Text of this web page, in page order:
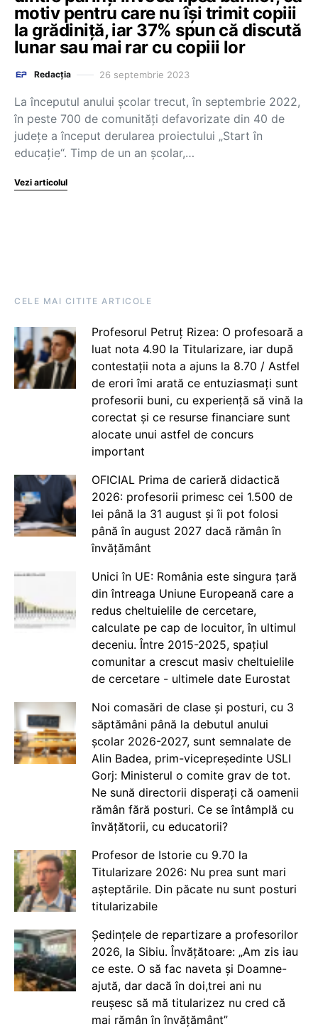
motiv pentru care nu își trimit copiii
la grădiniță, iar 37% spun că discută
lunar sau mai rar cu copiii lor
Redacția 26 septembrie 2023
La începutul anului școlar trecut, în septembrie 2022,
în peste 700 de comunități defavorizate din 40 de
județe a început derularea proiectului „Start în
educație“. Timp de un an școlar,…
Vezi articolul
CELE MAI CITITE ARTICOLE
Profesorul Petruț Rizea: O profesoară a
luat nota 4.90 la Titularizare, iar după
contestații nota a ajuns la 8.70 / Astfel
de erori îmi arată ce entuziasmați sunt
profesorii buni, cu experiență să vină la
corectat și ce resurse financiare sunt
alocate unui astfel de concurs
important
OFICIAL Prima de carieră didactică
2026: profesorii primesc cei 1.500 de
lei până la 31 august și îi pot folosi
până în august 2027 dacă rămân în
învățământ
Unici în UE: România este singura țară
din întreaga Uniune Europeană care a
redus cheltuielile de cercetare,
calculate pe cap de locuitor, în ultimul
deceniu. Între 2015-2025, spațiul
comunitar a crescut masiv cheltuielile
de cercetare - ultimele date Eurostat
Noi comasări de clase și posturi, cu 3
săptămâni până la debutul anului
școlar 2026-2027, sunt semnalate de
Alin Badea, prim-vicepreședinte USLI
Gorj: Ministerul o comite grav de tot.
Ne sună directorii disperați că oamenii
rămân fără posturi. Ce se întâmplă cu
învățătorii, cu educatorii?
Profesor de Istorie cu 9.70 la
Titularizare 2026: Nu prea sunt mari
așteptările. Din păcate nu sunt posturi
titularizabile
Ședințele de repartizare a profesorilor
2026, la Sibiu. Învățătoare: „Am zis iau
ce este. O să fac naveta și Doamne-
ajută, dar dacă în doi,trei ani nu
reușesc să mă titularizez nu cred că
mai rămân în învățământ”